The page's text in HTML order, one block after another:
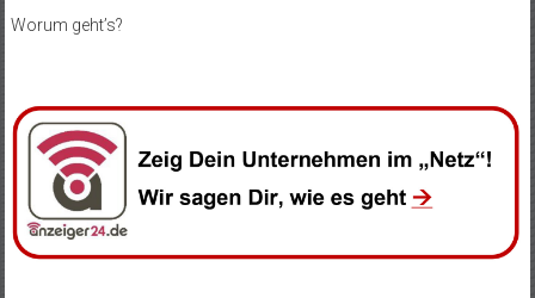
Worum geht’s?